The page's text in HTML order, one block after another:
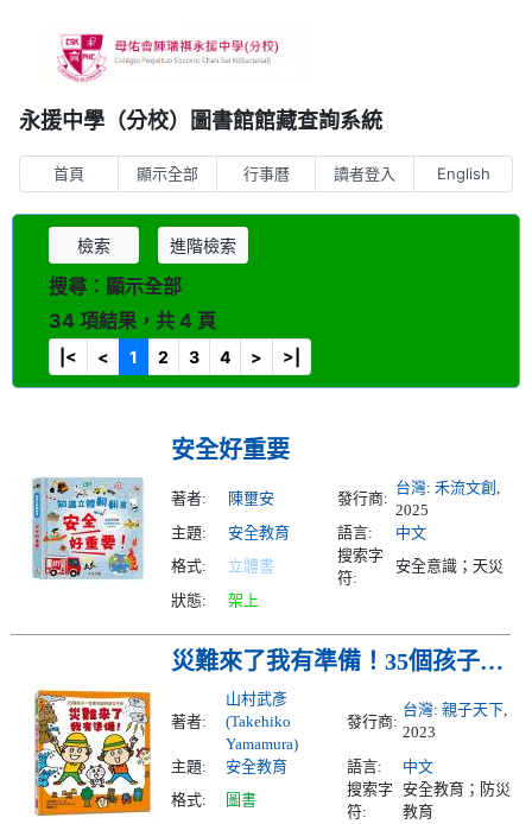
永援中學（分校）圖書館館藏查詢系統
首頁 顯示全部 行事曆 讀者登入 English
檢索 進階檢索
搜尋︰顯示全部
34 項結果，共 4 頁
|< < 1 2 3 4 > >|
安全好重要
著者: 陳壐安 發行商:
台灣: 禾流文創 ,
2025
主題:
安全教育 語言:
中文
格式:
立體書
搜索字
符:
安全意識；天災
狀態:
架上
災難來了我有準備！35個孩子一定要知道的防災守則
著者:
山村武彥
(Takehiko
Yamamura)
發行商:
台灣: 親子天下,
2023
主題:
安全教育 語言:
中文
格式:
圖書
搜索字
符:
安全教育；防災
教育